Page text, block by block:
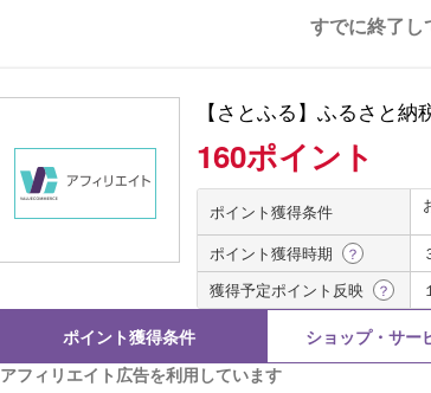
すでに終了し
【さとふる】ふるさと納
160ポイント
ポイント獲得条件
ポイント獲得時期
？
獲得予定ポイント反映
？
ポイント獲得条件 ショップ・サー
アフィリエイト広告を利用しています